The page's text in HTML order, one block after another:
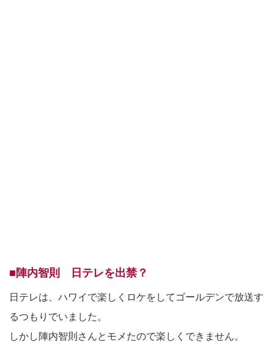
■陣内智則 日テレを出禁？
日テレは、ハワイで楽しくロケをしてゴールデンで放送す
るつもりでいました。
しかし陣内智則さんとモメたので楽しくできません。